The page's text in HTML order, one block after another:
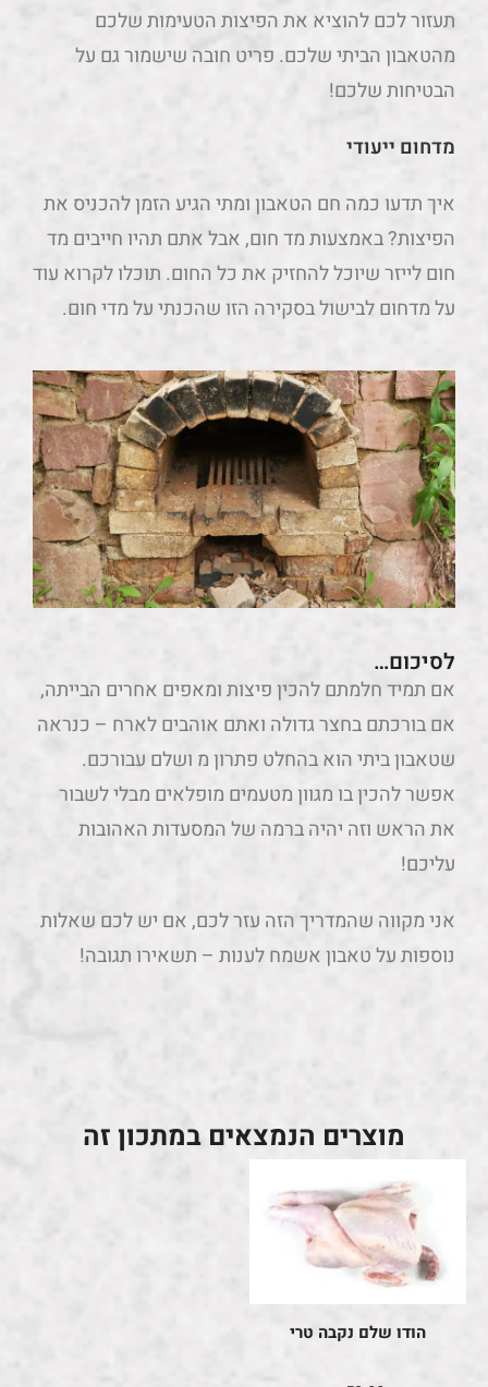
תעזור לכם להוציא את הפיצות הטעימות שלכם
מהטאבון הביתי שלכם. פריט חובה שישמור גם על
הבטיחות שלכם!
מדחום ייעודי
איך תדעו כמה חם הטאבון ומתי הגיע הזמן להכניס את
הפיצות? באמצעות מד חום, אבל אתם תהיו חייבים מד
חום לייזר שיוכל להחזיק את כל החום. תוכלו לקרוא עוד
על מדחום לבישול בסקירה הזו שהכנתי על מדי חום.
לסיכום…
אם תמיד חלמתם להכין פיצות ומאפים אחרים הבייתה,
אם בורכתם בחצר גדולה ואתם אוהבים לארח – כנראה
שטאבון ביתי הוא בהחלט פתרון מ ושלם עבורכם.
אפשר להכין בו מגוון מטעמים מופלאים מבלי לשבור
את הראש וזה יהיה ברמה של המסעדות האהובות
עליכם!
אני מקווה שהמדריך הזה עזר לכם, אם יש לכם שאלות
נוספות על טאבון אשמח לענות – תשאירו תגובה!
מוצרים הנמצאים במתכון זה
הודו שלם נקבה טרי